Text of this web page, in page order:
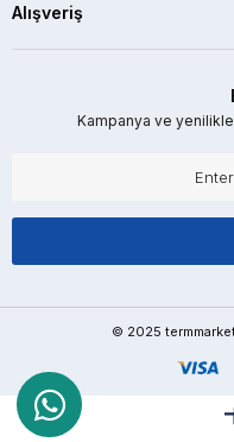
Alışveriş
Kampanya ve
© 2025